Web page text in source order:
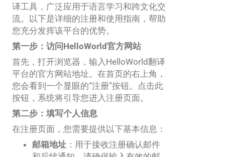
译工具，广泛应用于语言学习和跨文化交
流。以下是详细的注册和使用指南，帮助
您充分发挥该平台的优势。
第一步：访问HelloWorld官方网站
首先，打开浏览器，输入HelloWorld翻译
平台的官方网站地址。在首页的右上角，
您会看到一个显眼的“注册”按钮。点击此
按钮，系统将引导您进入注册页面。
第二步：填写个人信息
在注册页面，您需要提供以下基本信息：
邮箱地址 ：用于接收注册确认邮件